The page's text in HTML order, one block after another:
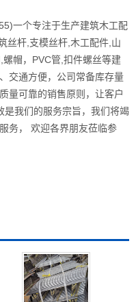
一个专注于生产建筑木工配
丝杆,支模丝杆,木工配件,山
帽，PVC管,扣件螺丝等建
交通方便，公司常备库存量
量可靠的销售原则，让客户
是我们的服务宗旨，我们将竭
务， 欢迎各界朋友莅临参